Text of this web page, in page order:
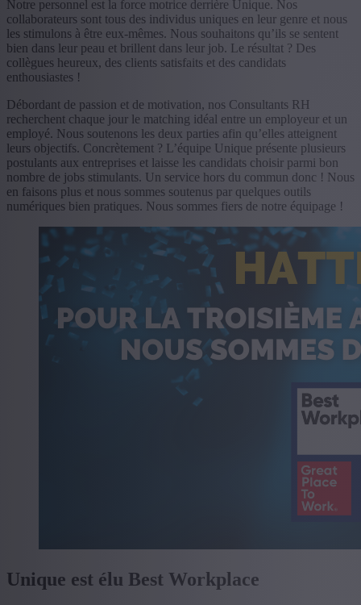
Notre personnel est la force motrice derrière Unique. Nos
collaborateurs sont tous des individus uniques en leur genre et nous
les stimulons à être eux-mêmes. Nous souhaitons qu’ils se sentent
bien dans leur peau et brillent dans leur job. Le résultat ? Des
collègues heureux, des clients satisfaits et des candidats
enthousiastes !
Débordant de passion et de motivation, nos Consultants RH
recherchent chaque jour le matching idéal entre un employeur et un
employé. Nous soutenons les deux parties afin qu’elles atteignent
leurs objectifs. Concrètement ? L’équipe Unique présente plusieurs
postulants aux entreprises et laisse les candidats choisir parmi bon
nombre de jobs stimulants. Un service hors du commun donc ! Nous
en faisons plus et nous sommes soutenus par quelques outils
numériques bien pratiques. Nous sommes fiers de notre équipage !
Unique est élu Best Workplace